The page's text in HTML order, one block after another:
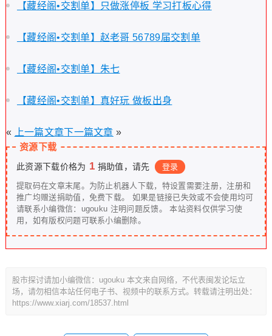
【藏经阁•交割单】只做涨停板 学习打板心得
【藏经阁•交割单】赵老哥 56789届交割单
【藏经阁•交割单】朱七
【藏经阁•交割单】真好玩 做板出身
« 上一篇文章下一篇文章 »
资源下载
此资源下载价格为 1 捐助值，请先 登录
提取码在文章末尾。为防止机器人下载，特设置需要注册，注册和
推广均赠送捐助值，免费下载。 如果是链接已失效或不会使用均可
请联系小编微信：ugouku 注明问题反馈。 本站资料仅供学习使
用，如有版权问题可联系小编删除。
股市探讨请加小编微信：ugouku 本文来自网络，不代表闽发论坛立
场，请勿相信本站任何电子书、视频中的联系方式。转载请注明出处：
https://www.xiarj.com/18537.html